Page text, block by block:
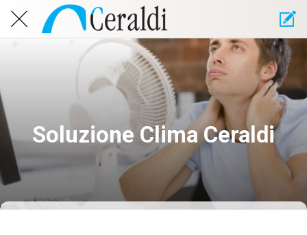
Soluzione Clima Ceraldi